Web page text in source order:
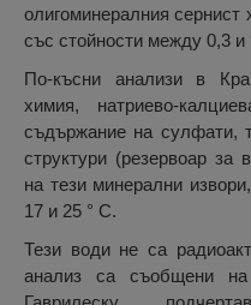
олигоминералния сернист
със стойности между 0,3 и
По-късни анализи в
химия, натриево-
съдържание на сулфати,
структури (резервоар за
на тези минерални
17 и 25 ° C.
Тези води не са
анализ са съобщени